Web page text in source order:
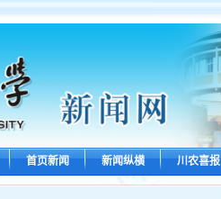
首页新闻 新闻纵横 川农喜报